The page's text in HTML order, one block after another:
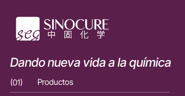
Dando nueva vida a la química
(01) Productos